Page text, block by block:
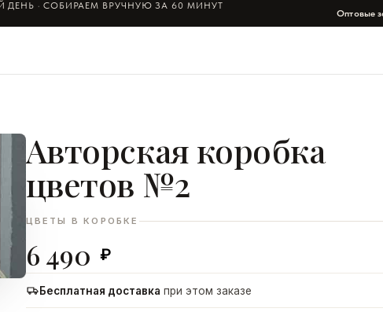
ДЕНЬ · СОБИРАЕМ ВРУЧНУЮ ЗА 60 МИНУТ
Оптовые
Авторская коробка
цветов №2
ЦВЕТЫ В КОРОБКЕ
6 490 ₽
Бесплатная доставка при этом заказе
ДОБАВИТЬ В КОРЗИНУ